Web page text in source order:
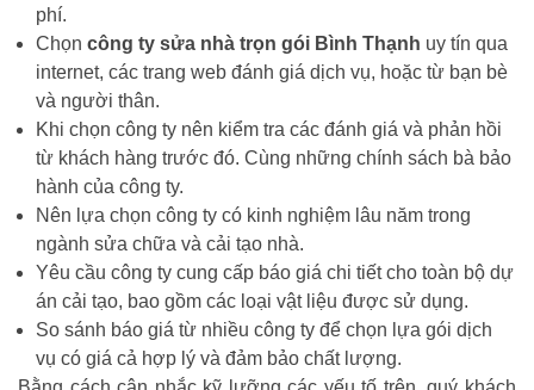
phí.
Chọn công ty sửa nhà trọn gói Bình Thạnh uy tín qua
internet, các trang web đánh giá dịch vụ, hoặc từ bạn bè
và người thân.
Khi chọn công ty nên kiểm tra các đánh giá và phản hồi
từ khách hàng trước đó. Cùng những chính sách bà bảo
hành của công ty.
Nên lựa chọn công ty có kinh nghiệm lâu năm trong
ngành sửa chữa và cải tạo nhà.
Yêu cầu công ty cung cấp báo giá chi tiết cho toàn bộ dự
án cải tạo, bao gồm các loại vật liệu được sử dụng.
So sánh báo giá từ nhiều công ty để chọn lựa gói dịch
vụ có giá cả hợp lý và đảm bảo chất lượng.